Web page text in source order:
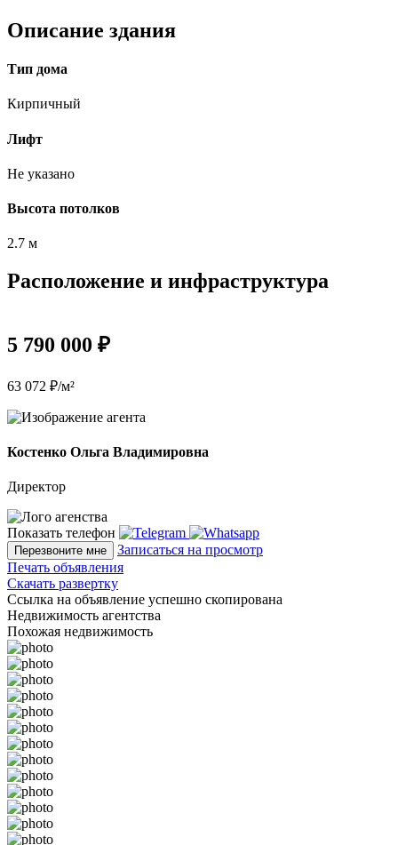
Описание здания
Тип дома
Кирпичный
Лифт
Не указано
Высота потолков
2.7 м
Расположение и инфраструктура
5 790 000 ₽
63 072 ₽/м²
Костенко Ольга Владимировна
Директор
Показать телефон
Перезвоните мне
Записаться на просмотр
Печать объявления
Скачать развертку
Ссылка на объявление успешно скопирована
Недвижимость агентства
Похожая недвижимость